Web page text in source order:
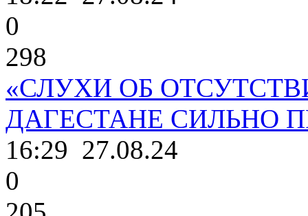
0
298
«СЛУХИ ОБ
ДАГЕСТАНЕ СИЛЬНО
16:29 27.08.24
0